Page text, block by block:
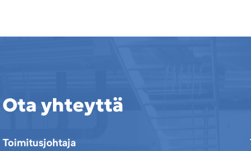
Ota yhteyttä
Toimitusjohtaja